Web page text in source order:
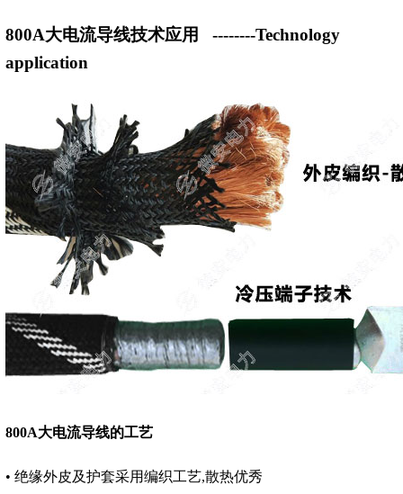
800A大电流导线技术应用
--------Technology
application
800A大电流导线的工艺
• 绝缘外皮及护套采用编织工艺,散热优秀